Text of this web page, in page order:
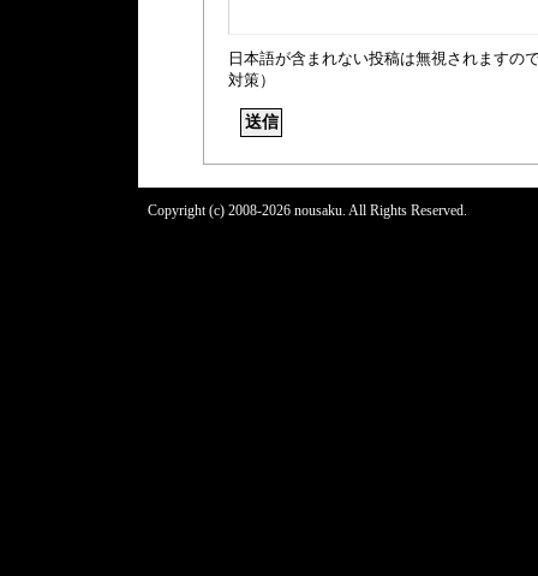
日本語が含まれない投稿は無視されますの
対策）
Copyright (c) 2008-2026 nousaku. All Rights Reserved.